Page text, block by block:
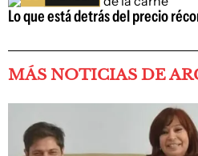
Lo que está detrás del precio
MÁS NOTICIAS DE